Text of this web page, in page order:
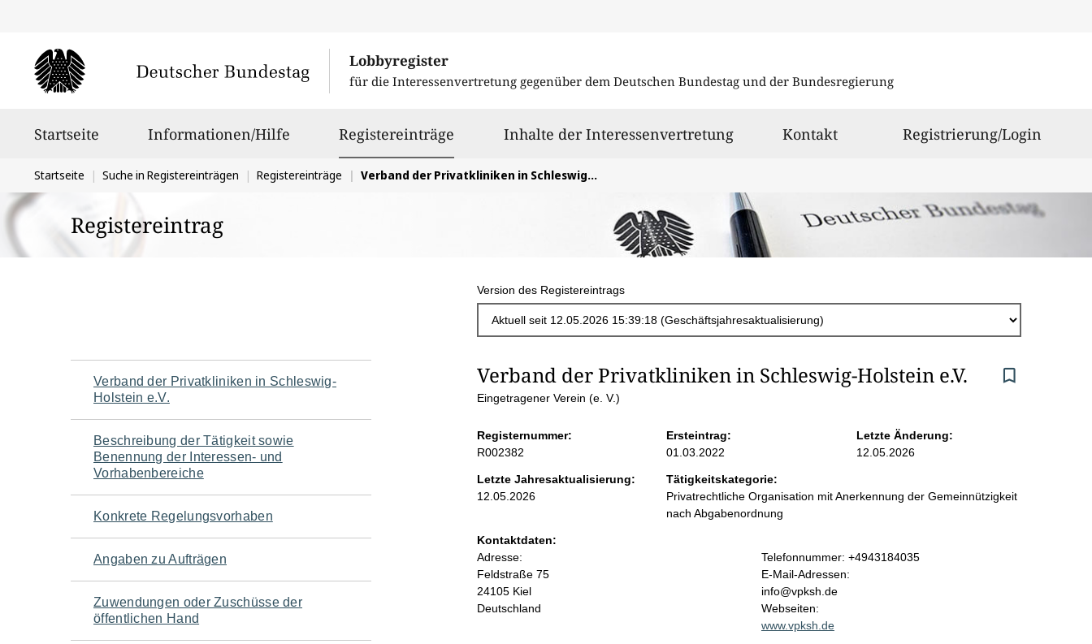
Lobbyregister
für die Interessenvertretung gegenüber dem Deutschen Bundestag und der Bundesregierung
Startseite Informationen/Hilfe Registereinträge ausgewähltInhalte der Interessenvertretung Kontakt Registrierung/Login
Sie
befinden
sich
hier:
Startseite Suche in Registereinträgen Registereinträge Verband der Privatkliniken in Schleswig-Holstein e.V.
Registereintrag
Version des Registereintrags
Navigation
für
den
Seiteninhalt
Verband der Privatkliniken in Schleswig-
Holstein e.V.
Beschreibung der Tätigkeit sowie
Benennung der Interessen- und
Vorhabenbereiche
Konkrete Regelungsvorhaben
Angaben zu Aufträgen
Zuwendungen oder Zuschüsse der
öffentlichen Hand
S
i
t
e
n
i
Verband der Privatkliniken in Schleswig-Holstein e.V.
Eingetragener Verein (e. V.)
Registernummer:
R002382
Ersteintrag:
01.03.2022
Letzte Änderung:
12.05.2026
Letzte Jahresaktualisierung:
12.05.2026
Tätigkeitskategorie:
Privatrechtliche Organisation mit Anerkennung der Gemeinnützigkeit
nach Abgabenordnung
Kontaktdaten:
Adresse:
Feldstraße 75
24105 Kiel
Deutschland
K
o
n
t
a
Telefonnummer: +4943184035
E-Mail-Adressen:
info@vpksh.de
Webseiten:
www.vpksh.de